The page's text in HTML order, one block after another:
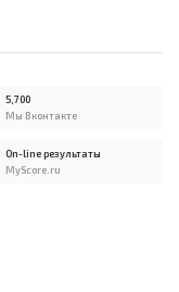
5,700
Мы Вконтакте
On-line результаты
MyScore.ru